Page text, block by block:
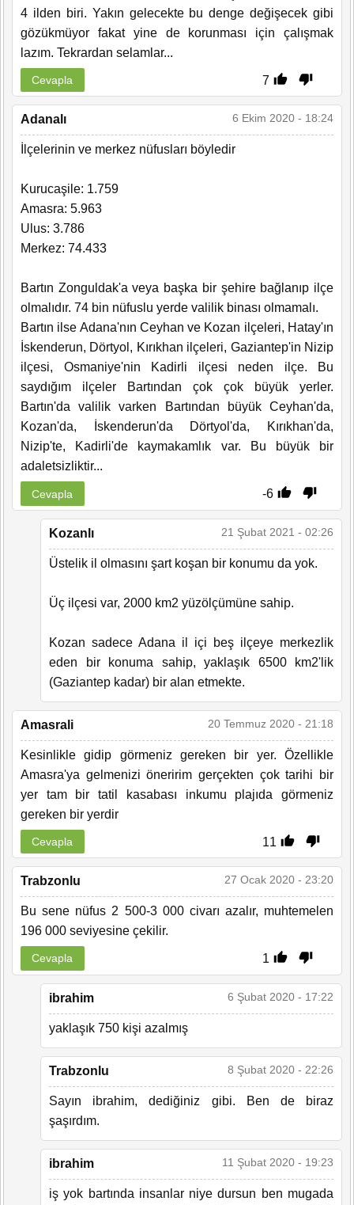
4 ilden biri. Yakın gelecekte bu denge değişecek gibi
gözükmüyor fakat yine de korunması için çalışmak
lazım. Tekrardan selamlar...
7
Cevapla
Adanalı 6 Ekim 2020 - 18:24
İlçelerinin ve merkez nüfusları böyledir
Kurucaşile: 1.759
Amasra: 5.963
Ulus: 3.786
Merkez: 74.433
Bartın Zonguldak'a veya başka bir şehire bağlanıp ilçe
olmalıdır. 74 bin nüfuslu yerde valilik binası olmamalı.
Bartın ilse Adana'nın Ceyhan ve Kozan ilçeleri, Hatay'ın
İskenderun, Dörtyol, Kırıkhan ilçeleri, Gaziantep'in Nizip
ilçesi, Osmaniye'nin Kadirli ilçesi neden ilçe. Bu
saydığım ilçeler Bartından çok çok büyük yerler.
Bartın'da valilik varken Bartından büyük Ceyhan'da,
Kozan'da, İskenderun'da Dörtyol'da, Kırıkhan'da,
Nizip'te, Kadirli'de kaymakamlık var. Bu büyük bir
adaletsizliktir...
-6
Cevapla
Kozanlı 21 Şubat 2021 - 02:26
Üstelik il olmasını şart koşan bir konumu da yok.
Üç ilçesi var, 2000 km2 yüzölçümüne sahip.
Kozan sadece Adana il içi beş ilçeye merkezlik
eden bir konuma sahip, yaklaşık 6500 km2'lik
(Gaziantep kadar) bir alan etmekte.
Amasrali 20 Temmuz 2020 - 21:18
Kesinlikle gidip görmeniz gereken bir yer. Özellikle
Amasra'ya gelmenizi öneririm gerçekten çok tarihi bir
yer tam bir tatil kasabası inkumu plajıda görmeniz
gereken bir yerdir
11
Cevapla
Trabzonlu 27 Ocak 2020 - 23:20
Bu sene nüfus 2 500-3 000 civarı azalır, muhtemelen
196 000 seviyesine çekilir.
1
Cevapla
ibrahim 6 Şubat 2020 - 17:22
yaklaşık 750 kişi azalmış
Trabzonlu 8 Şubat 2020 - 22:26
Sayın ibrahim, dediğiniz gibi. Ben de biraz
şaşırdım.
ibrahim 11 Şubat 2020 - 19:23
iş yok bartında insanlar niye dursun ben mugada